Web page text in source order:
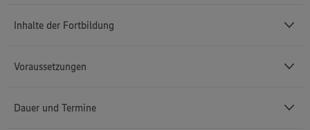
Inhalte der Fortbildung
Grundlagen Weinbau und Kellerwirtschaft
Voraussetzungen
Dauer und Termine